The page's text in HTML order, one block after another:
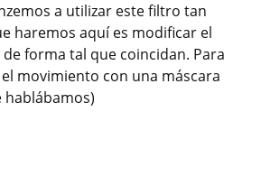
a utilizar este filtro tan
haremos aquí es modificar el
forma tal que coincidan. Para
movimiento con una máscara
hablábamos)